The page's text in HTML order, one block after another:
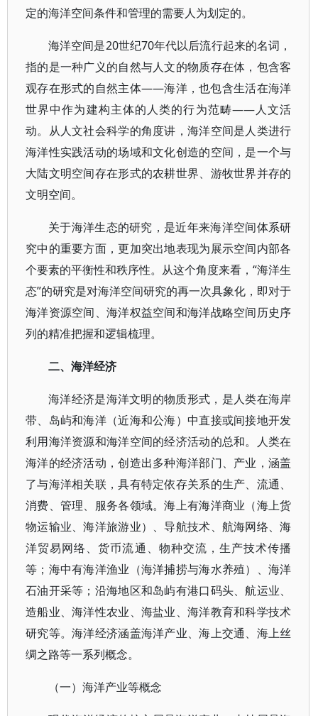
定的海洋空间条件和管理的需要人为划定的。
海洋空间是20世纪70年代以后流行起来的名词，
指的是一种广义的自然与人文的物质存在体，包含客
观存在形式的自然主体——海洋，也包含生活在海洋
世界中作为建构主体的人类的行为范畴——人文活
动。从人文社会科学的角度讲，海洋空间是人类进行
海洋性实践活动的场域和文化创造的空间，是一个与
大陆文明空间存在形式的农耕世界、游牧世界并存的
文明空间。
关于海洋生态的研究，是近年来海洋空间体系研
究中的重要方面，更加突出地表现为展示空间内部各
个要素的平衡性和秩序性。从这个角度来看，“海洋生
态”的研究是对海洋空间研究的再一次具象化，即对于
海洋资源空间、海洋权益空间和海洋战略空间历史序
列的精准把握和逻辑梳理。
二、海洋经济
海洋经济是海洋文明的物质形式，是人类在海岸
带、岛屿和海洋（近海和公海）中直接或间接地开发
利用海洋资源和海洋空间的经济活动的总和。人类在
海洋的经济活动，创造出多种海洋部门、产业，涵盖
了与海洋相关联，具有特定依存关系的生产、流通、
消费、管理、服务各领域。海上有海洋商业（海上货
物运输业、海洋旅游业）、导航技术、航海网络、海
洋贸易网络、货币流通、物种交流，生产技术传播
等；海中有海洋渔业（海洋捕捞与海水养殖）、海洋
石油开采等；沿海地区和岛屿有港口码头、航运业、
造船业、海洋性农业、海盐业、海洋教育和科学技术
研究等。海洋经济涵盖海洋产业、海上交通、海上丝
绸之路等一系列概念。
（一）海洋产业等概念